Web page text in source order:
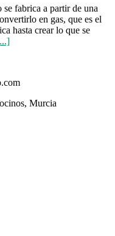
fabrica a partir de una
en gas, que es el
hasta crear lo que se
Murcia